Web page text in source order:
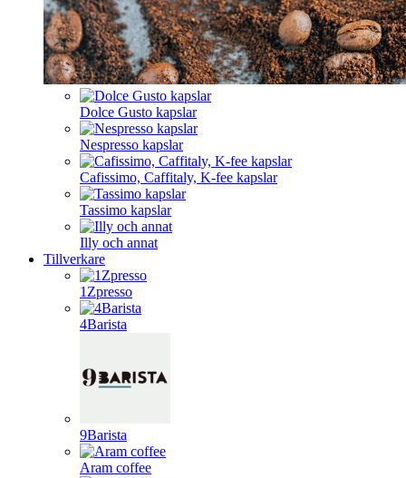
Dolce Gusto kapslar
Nespresso kapslar
Cafissimo, Caffitaly, K-fee kapslar
Tassimo kapslar
Illy och annat
Tillverkare
1Zpresso
4Barista
9Barista
Aram coffee